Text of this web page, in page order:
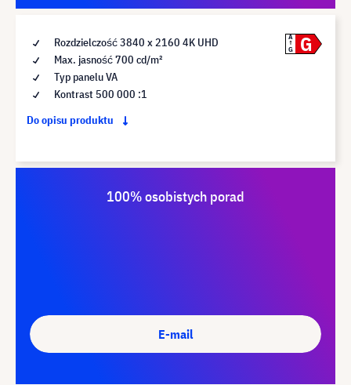
Rozdzielczość 3840 x 2160 4K UHD
Max. jasność 700 cd/m²
Typ panelu VA
Kontrast 500 000 :1
Do opisu produktu
A
G
G
100% osobistych porad
E-mail